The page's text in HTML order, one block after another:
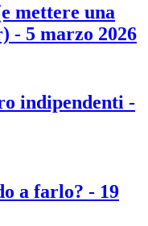
mettere una
- 5 marzo 2026
indipendenti -
a farlo? - 19